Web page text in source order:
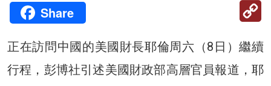
Share
正在訪問中國的美國財長耶倫周六（8日）繼續
行程，彭博社引述美國財政部高層官員報道，耶